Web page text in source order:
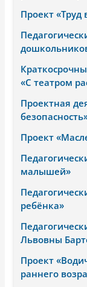
Проект «Труд
«С театром
Проектная
Проект
малышей»
ребёнка»
Львовны
Проект
раннего